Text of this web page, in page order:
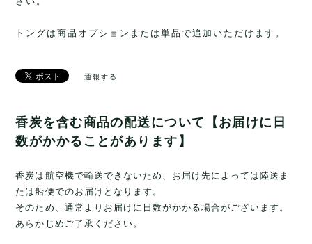
トングは商品オプションまたは単品で追加いただけます。
通報する
香炭を含む商品の配送について【お届けに日
数がかかることがあります】
香炭は航空機で輸送できないため、お届け先によっては陸送ま
たは船便でのお届けとなります。
そのため、通常よりお届けに日数がかかる場合がございます。
あらかじめご了承ください。